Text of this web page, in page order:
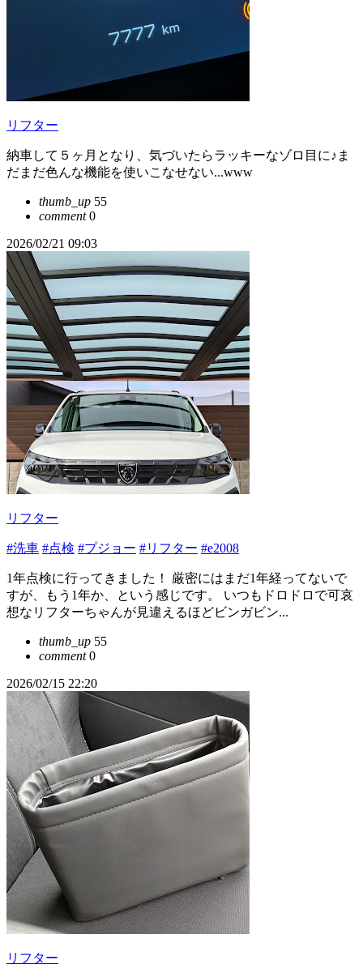
リフター
納車して５ヶ月となり、気づいたらラッキーなゾロ目に♪ま
だまだ色んな機能を使いこなせない...www
thumb_up 55
comment0
2026/02/21 09:03
リフター
#洗車 #点検 #プジョー #リフター #e2008
1年点検に行ってきました！ 厳密にはまだ1年経ってないで
すが、もう1年か、という感じです。 いつもドロドロで可哀
想なリフターちゃんが見違えるほどビンガビン...
thumb_up 55
comment0
2026/02/15 22:20
リフター